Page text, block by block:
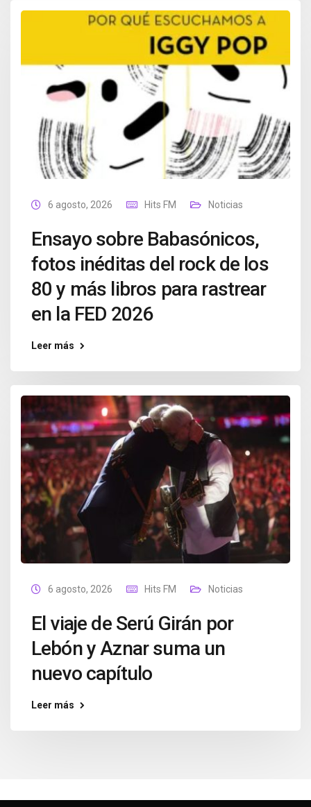
6 agosto, 2026 Hits FM Noticias
Ensayo sobre Babasónicos,
fotos inéditas del rock de los
80 y más libros para rastrear
en la FED 2026
Leer más
6 agosto, 2026 Hits FM Noticias
El viaje de Serú Girán por
Lebón y Aznar suma un
nuevo capítulo
Leer más